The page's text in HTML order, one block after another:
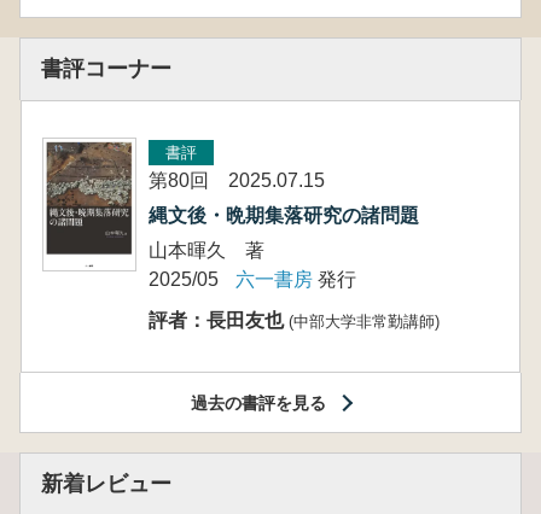
書評コーナー
書評
第80回 2025.07.15
縄文後・晩期集落研究の諸問題
山本暉久 著
2025/05
六一書房 発行
評者：長田友也 (中部大学非常勤講師)
過去の書評を見る
新着レビュー